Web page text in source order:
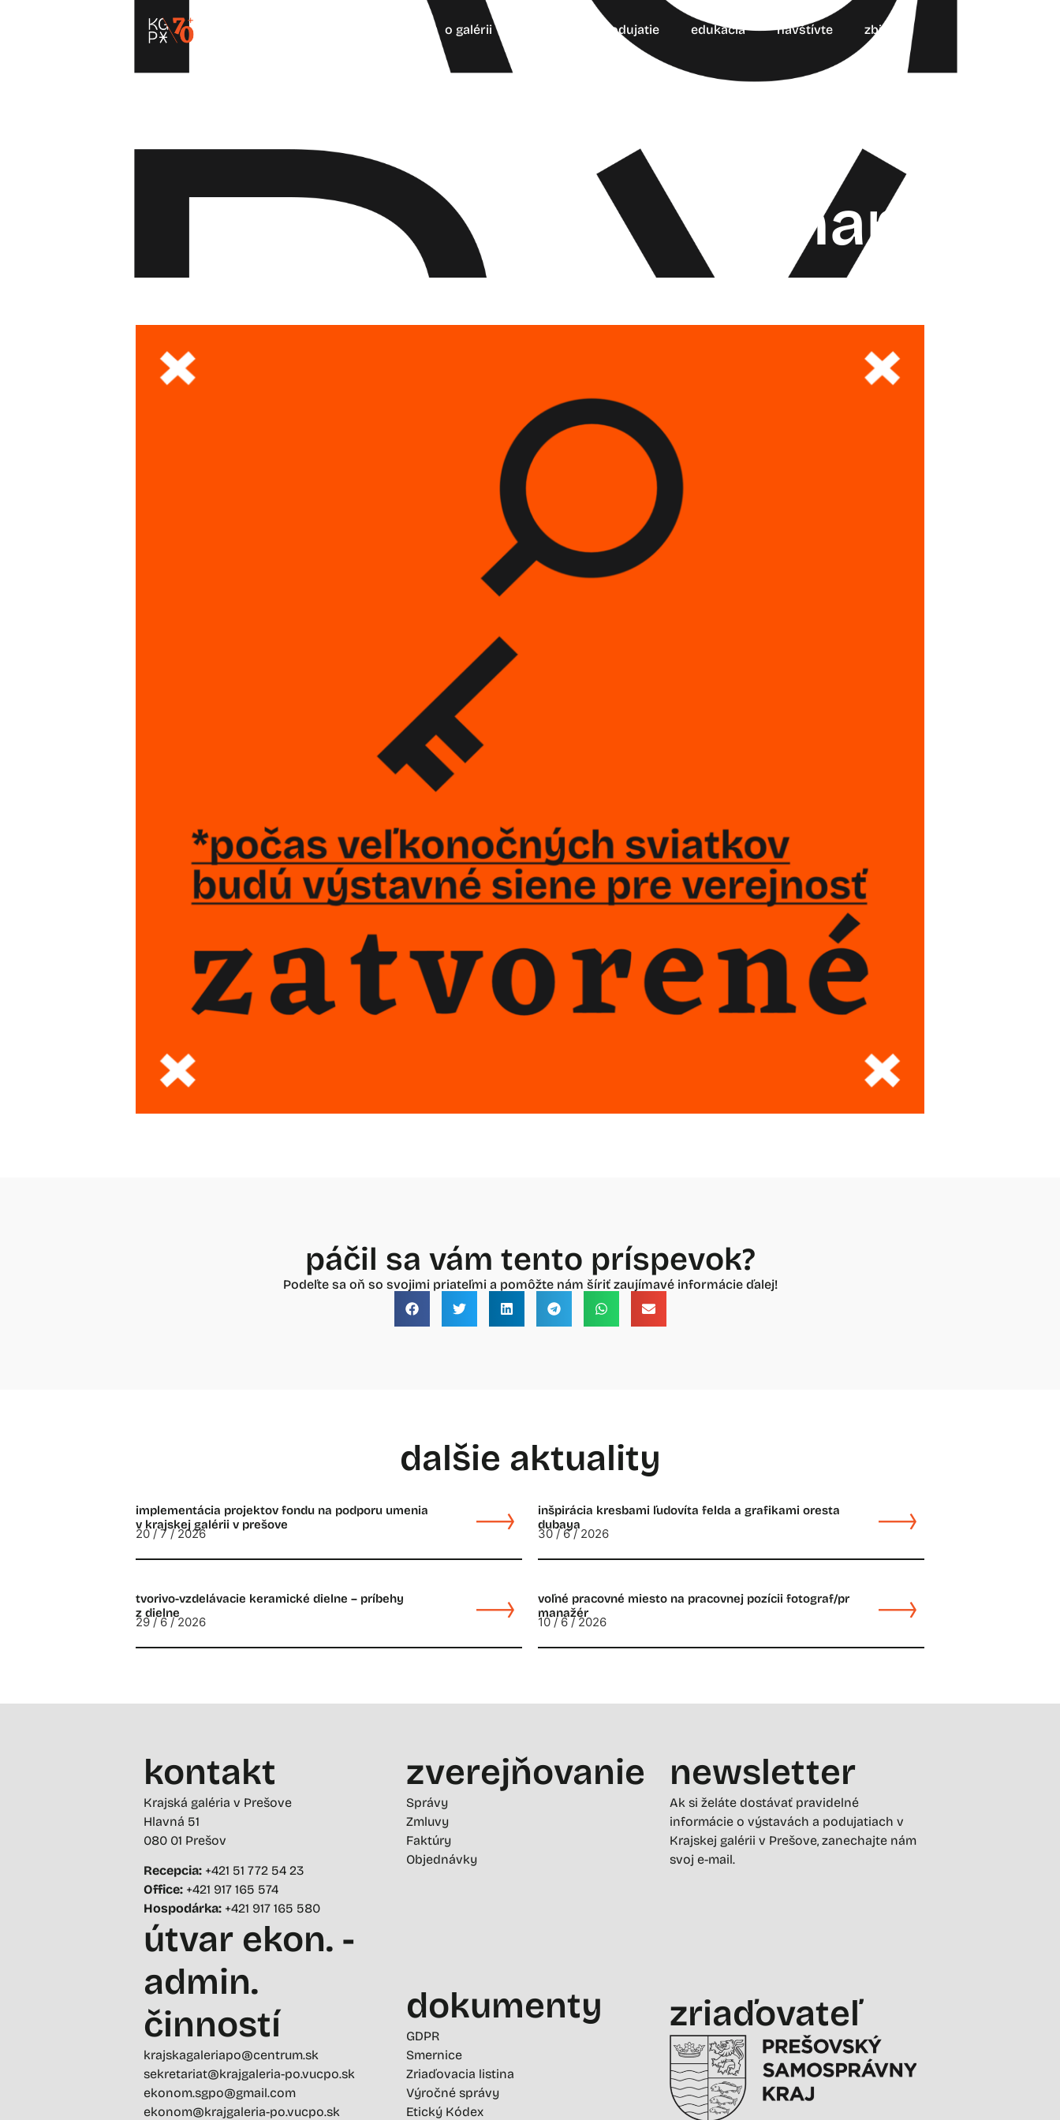
o galérii podujatie edukácia navštívte zbierky
oznam
páčil sa vám tento príspevok?
Podeľte sa oň so svojimi priateľmi a pomôžte nám šíriť zaujímavé informácie ďalej!
dalšie aktuality
implementácia projektov fondu na podporu umenia
v krajskej galérii v prešove
20 / 7 / 2026
inšpirácia kresbami ľudovíta felda a grafikami oresta
dubaya
30 / 6 / 2026
tvorivo-vzdelávacie keramické dielne – príbehy
z dielne
29 / 6 / 2026
voľné pracovné miesto na pracovnej pozícii fotograf/pr
manažér
10 / 6 / 2026
kontakt
Krajská galéria v Prešove
Hlavná 51
080 01 Prešov
Recepcia: +421 51 772 54 23
Office: +421 917 165 574
Hospodárka: +421 917 165 580
útvar ekon. -
admin.
činností
krajskagaleriapo@centrum.sk
sekretariat@krajgaleria-po.vucpo.sk
ekonom.sgpo@gmail.com
ekonom@krajgaleria-po.vucpo.sk
zverejňovanie
Správy
Zmluvy
Faktúry
Objednávky
dokumenty
GDPR
Smernice
Zriaďovacia listina
Výročné správy
Etický Kódex
newsletter
Ak si želáte dostávať pravidelné
informácie o výstavách a podujatiach v
Krajskej galérii v Prešove, zanechajte nám
svoj e-mail.
zriaďovateľ